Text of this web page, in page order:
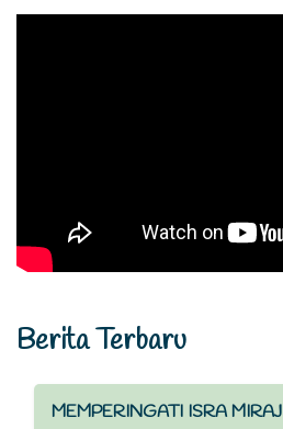
Berita Terbaru
MEMPERINGATI ISRA MIRAJ